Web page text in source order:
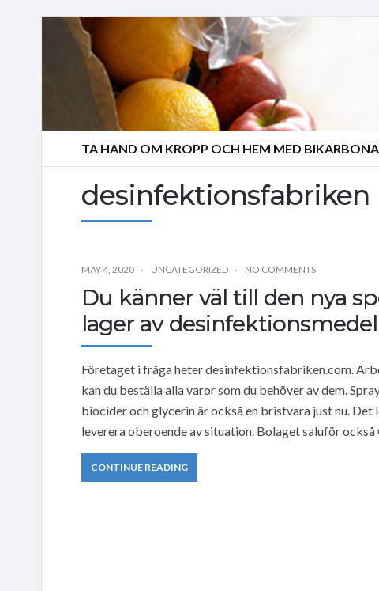
TA HAND OM KROPP OCH HEM MED
desinfektionsfabriken
MAY 4, 2020 UNCATEGORIZED NO COMMENTS
Du känner väl till den nya
lager av desinfektionsmedel
Företaget i fråga heter desinfektionsfabriken.com.
kan du beställa alla varor som du behöver av dem.
biocider och glycerin är också en bristvara just nu.
leverera oberoende av situation. Bolaget saluför
CONTINUE READING